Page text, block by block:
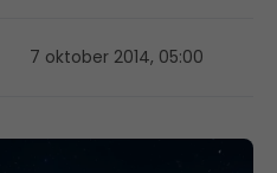
7 oktober 2014, 05:00